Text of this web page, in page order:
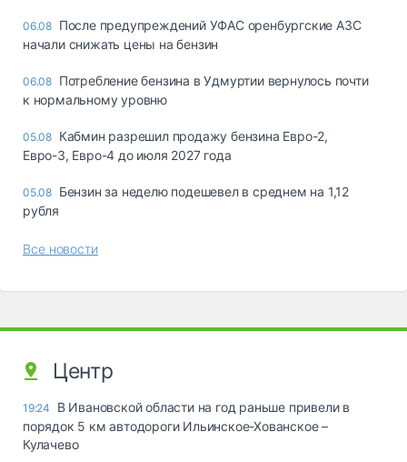
06.08 После предупреждений УФАС оренбургские АЗС
начали снижать цены на бензин
06.08 Потребление бензина в Удмуртии вернулось почти
к нормальному уровню
05.08 Кабмин разрешил продажу бензина Евро-2,
Евро-3, Евро-4 до июля 2027 года
05.08 Бензин за неделю подешевел в среднем на 1,12
рубля
Все новости
Центр
19:24
В Ивановской области на год раньше привели в
порядок 5 км автодороги Ильинское-Хованское –
Кулачево